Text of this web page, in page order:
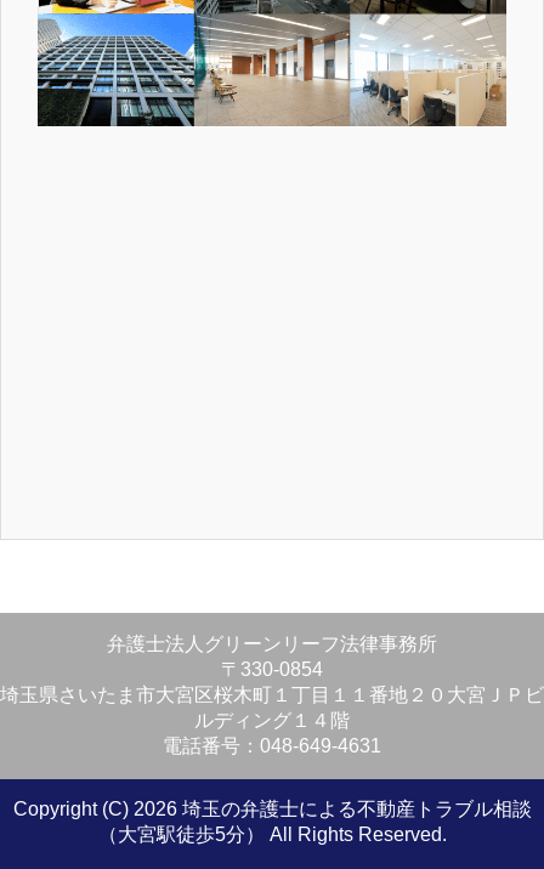
弁護士法人グリーンリーフ法律事務所
〒330-0854
埼玉県さいたま市大宮区桜木町１丁目１１番地２０大宮ＪＰビ
ルディング１４階
電話番号：048-649-4631
Copyright (C) 2026 埼玉の弁護士による不動産トラブル相談
（大宮駅徒歩5分） All Rights Reserved.